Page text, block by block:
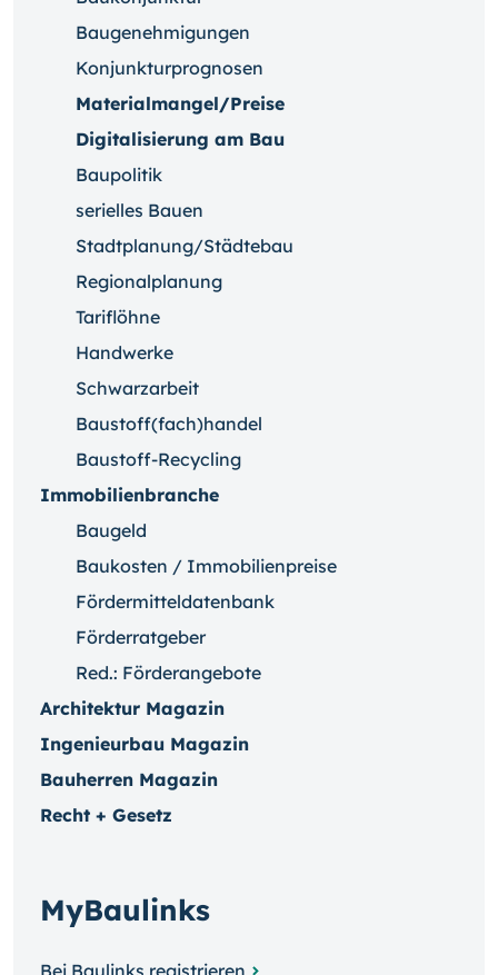
Baugenehmigungen
Konjunkturprognosen
Materialmangel/Preise
Digitalisierung am Bau
Baupolitik
serielles Bauen
Stadtplanung/Städtebau
Regionalplanung
Tariflöhne
Handwerke
Schwarzarbeit
Baustoff(fach)handel
Baustoff-Recycling
Immobilienbranche
Baugeld
Baukosten / Immobilienpreise
Fördermitteldatenbank
Förderratgeber
Red.: Förderangebote
Architektur Magazin
Ingenieurbau Magazin
Bauherren Magazin
Recht + Gesetz
MyBaulinks